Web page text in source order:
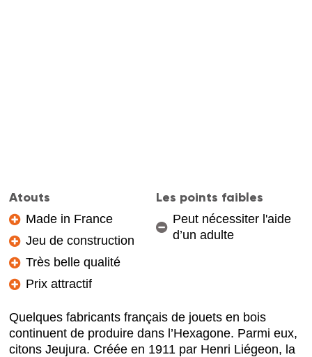
Atouts
Made in France
Jeu de construction
Très belle qualité
Prix attractif
Les points faibles
Peut nécessiter l'aide
d’un adulte
Quelques fabricants français de jouets en bois
continuent de produire dans l’Hexagone. Parmi eux,
citons Jeujura. Créée en 1911 par Henri Liégeon, la